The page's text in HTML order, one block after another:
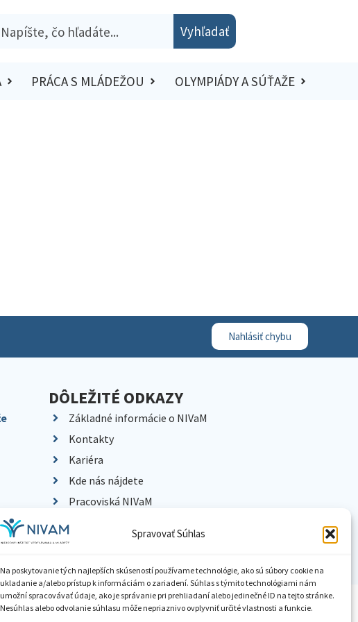
Spravovať Súhlas
Na poskytovanie tých najlepších skúseností používame technológie, ako sú súbory cookie na
ukladanie a/alebo prístup k informáciám o zariadení. Súhlas s týmito technológiami nám
umožní spracovávať údaje, ako je správanie pri prehliadaní alebo jedinečné ID na tejto stránke.
Nesúhlas alebo odvolanie súhlasu môže nepriaznivo ovplyvniť určité vlastnosti a funkcie.
Vyhľadať
PRÁCA S MLÁDEŽOU OLYMPIÁDY A SÚŤAŽE
Nahlásiť chybu
DÔLEŽITÉ ODKAZY
Základné informácie o NIVaM
Kontakty
Kariéra
Kde nás nájdete
Pracoviská NIVaM
Dokumenty inštitúcie
Knižnica
Sprístupnenie informácií Nastavenia cookies GDPR